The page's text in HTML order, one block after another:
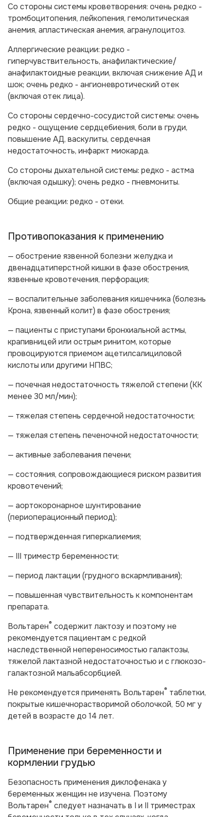
Со стороны системы кроветворения: очень редко -
тромбоцитопения, лейкопения, гемолитическая
анемия, апластическая анемия, агранулоцитоз.
Аллергические реакции: редко -
гиперчувствительность, анафилактические/
анафилактоидные реакции, включая снижение АД и
шок; очень редко - ангионевротический отек
(включая отек лица).
Со стороны сердечно-сосудистой системы: очень
редко - ощущение сердцебиения, боли в груди,
повышение АД, васкулиты, сердечная
недостаточность, инфаркт миокарда.
Со стороны дыхательной системы: редко - астма
(включая одышку); очень редко - пневмониты.
Общие реакции: редко - отеки.
Противопоказания к применению
— обострение язвенной болезни желудка и
двенадцатиперстной кишки в фазе обострения,
язвенные кровотечения, перфорация;
— воспалительные заболевания кишечника (болезнь
Крона, язвенный колит) в фазе обострения;
— пациенты с приступами бронхиальной астмы,
крапивницей или острым ринитом, которые
провоцируются приемом ацетилсалициловой
кислоты или другими НПВС;
— почечная недостаточность тяжелой степени (КК
менее 30 мл/мин);
— тяжелая степень сердечной недостаточности;
— тяжелая степень печеночной недостаточности;
— активные заболевания печени;
— состояния, сопровождающиеся риском развития
кровотечений;
— аортокоронарное шунтирование
(периоперационный период);
— подтвержденная гиперкалиемия;
— III триместр беременности;
— период лактации (грудного вскармливания);
— повышенная чувствительность к компонентам
препарата.
Вольтарен® содержит лактозу и поэтому не
рекомендуется пациентам с редкой
наследственной непереносимостью галактозы,
тяжелой лактазной недостаточностью и с глюкозо-
галактозной мальабсорбцией.
Не рекомендуется применять Вольтарен® таблетки,
покрытые кишечнорастворимой оболочкой, 50 мг у
детей в возрасте до 14 лет.
Применение при беременности и
кормлении грудью
Безопасность применения диклофенака у
беременных женщин не изучена. Поэтому
Вольтарен® следует назначать в I и II триместрах